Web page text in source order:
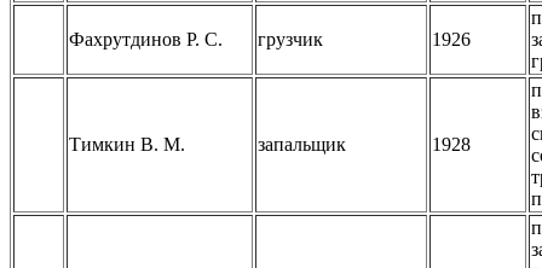
Фахрутдинов Р. С. грузчик 1926
Тимкин В. М. запальщик 1928